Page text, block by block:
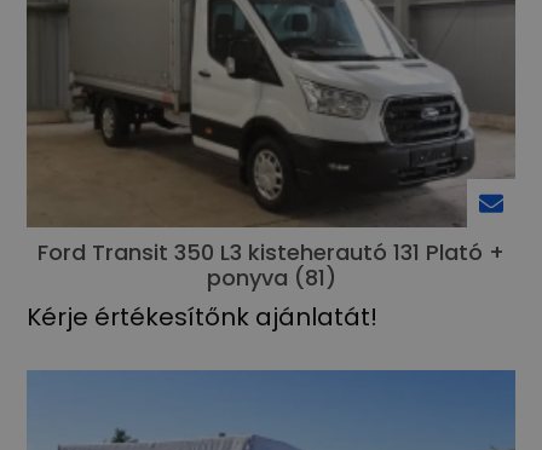
Ford Transit 350 L3 kisteherautó 131 Plató +
ponyva (81)
Kérje értékesítőnk ajánlatát!